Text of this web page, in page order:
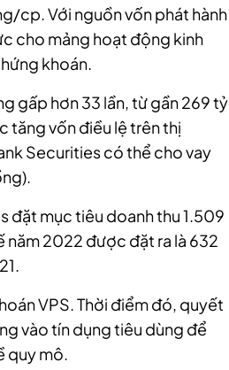
cp. Với nguồn vốn phát hành
cho mảng hoạt động kinh
khoán.
gấp hơn 33 lần, từ gần 269 tỷ
tăng vốn điều lệ trên thị
Securities có thể cho vay
đặt mục tiêu doanh thu 1.509
năm 2022 được đặt ra là 632
VPS. Thời điểm đó, quyết
vào tín dụng tiêu dùng để
quy mô.